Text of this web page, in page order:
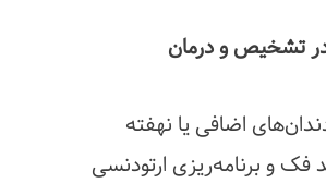
تشخیص و درمان
اضافی یا نهفته
و برنامه‌ریزی ارتودنسی